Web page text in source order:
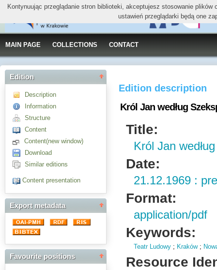
MAIN PAGE COLLECTIONS CONTACT
Edition
Description
Information
Structure
Content
Content(new window)
Download
Similar editions
Content presentation
Export metadata
Favourite positions
Edition description
Król Jan według
Title:
Król Jan
Date:
21.12.1969 :
Format:
application/pdf
Keywords:
Teatr Ludowy ; Kraków;
Resource
Kontynuując przeglądanie stron biblioteki, akceptujesz stosowanie
ustawień przeglądarki będą one